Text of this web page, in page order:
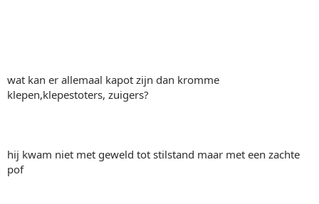
wat kan er allemaal kapot zijn dan kromme
klepen,klepestoters, zuigers?
hij kwam niet met geweld tot stilstand maar met een zachte
pof